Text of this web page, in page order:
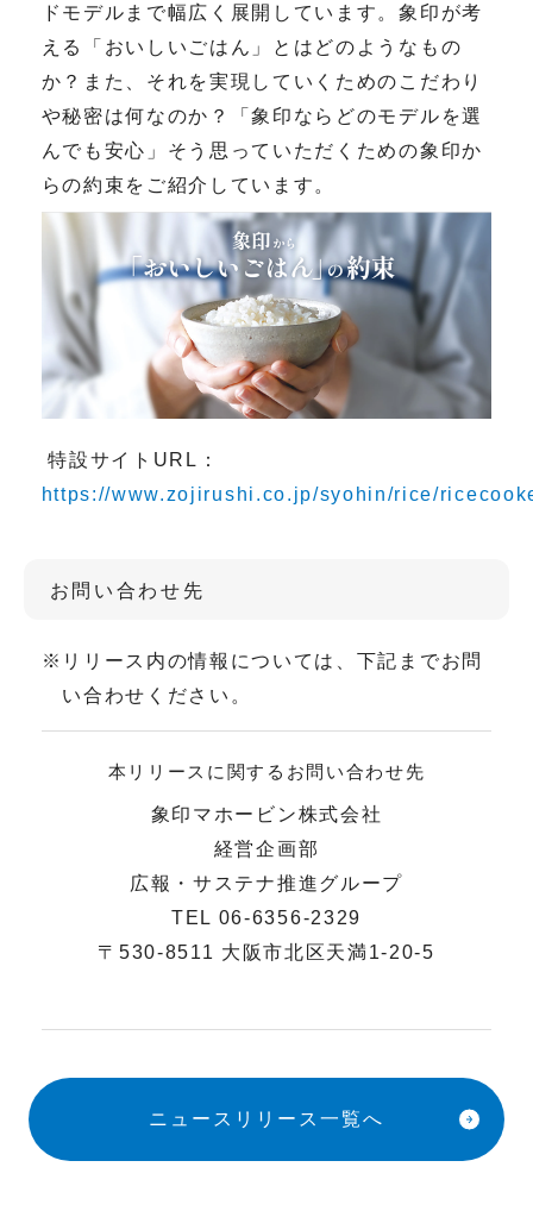
ドモデルまで幅広く展開しています。象印が考
える「おいしいごはん」とはどのようなもの
か？また、それを実現していくためのこだわり
や秘密は何なのか？「象印ならどのモデルを選
んでも安心」そう思っていただくための象印か
らの約束をご紹介しています。
特設サイトURL：
https://www.zojirushi.co.jp/syohin/rice/
お問い合わせ先
※ リリース内の情報については、下記までお問
い合わせください。
本リリースに関するお問い合わせ先
象印マホービン株式会社
経営企画部
広報・サステナ推進グループ
TEL 06-6356-2329
〒530-8511 大阪市北区天満1-20-5
ニュースリリース一覧へ